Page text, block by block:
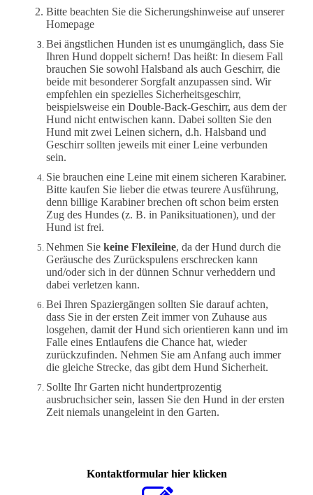
Bitte beachten Sie die Sicherungshinweise auf unserer
Homepage
Bei ängstlichen Hunden ist es unumgänglich, dass Sie
Ihren Hund doppelt sichern! Das heißt: In diesem Fall
brauchen Sie sowohl Halsband als auch Geschirr, die
beide mit besonderer Sorgfalt anzupassen sind. Wir
empfehlen ein spezielles Sicherheitsgeschirr,
beispielsweise ein Double-Back-Geschirr, aus dem der
Hund nicht entwischen kann. Dabei sollten Sie den
Hund mit zwei Leinen sichern, d.h. Halsband und
Geschirr sollten jeweils mit einer Leine verbunden
sein.
Sie brauchen eine Leine mit einem sicheren Karabiner.
Bitte kaufen Sie lieber die etwas teurere Ausführung,
denn billige Karabiner brechen oft schon beim ersten
Zug des Hundes (z. B. in Paniksituationen), und der
Hund ist frei.
Nehmen Sie keine Flexileine, da der Hund durch die
Geräusche des Zurückspulens erschrecken kann
und/oder sich in der dünnen Schnur verheddern und
dabei verletzen kann.
Bei Ihren Spaziergängen sollten Sie darauf achten,
dass Sie in der ersten Zeit immer von Zuhause aus
losgehen, damit der Hund sich orientieren kann und im
Falle eines Entlaufens die Chance hat, wieder
zurückzufinden. Nehmen Sie am Anfang auch immer
die gleiche Strecke, das gibt dem Hund Sicherheit.
Sollte Ihr Garten nicht hundertprozentig
ausbruchsicher sein, lassen Sie den Hund in der ersten
Zeit niemals unangeleint in den Garten.
Kontaktformular hier klicken